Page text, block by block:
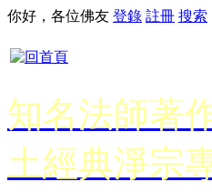
你好，各位佛友 登錄 註冊 搜索
知名法師著
土經典淨宗